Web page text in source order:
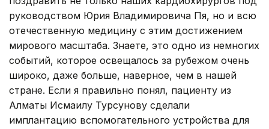
руководством Юрия Владимировича Пя, но и всю
отечественную медицину с этим достижением
мирового масштаба. Знаете, это одно из немногих
событий, которое освещалось за рубежом очень
широко, даже больше, наверное, чем в нашей
стране. Если я правильно понял, пациенту из
Алматы Исмаилу Турсунову сделали
имплантацию вспомогательного устройства для